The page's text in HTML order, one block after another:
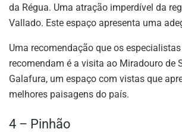
da Régua. Uma atração imperdível da
Vallado. Este espaço apresenta uma
Uma recomendação que os
recomendam é a visita ao Miradouro de
Galafura, um espaço com vistas que
melhores paisagens do país.
4 – Pinhão